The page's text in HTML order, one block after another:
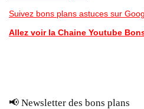
Suivez bons plans astuces sur
Allez voir la Chaine Youtube
📢 Newsletter des bons plans